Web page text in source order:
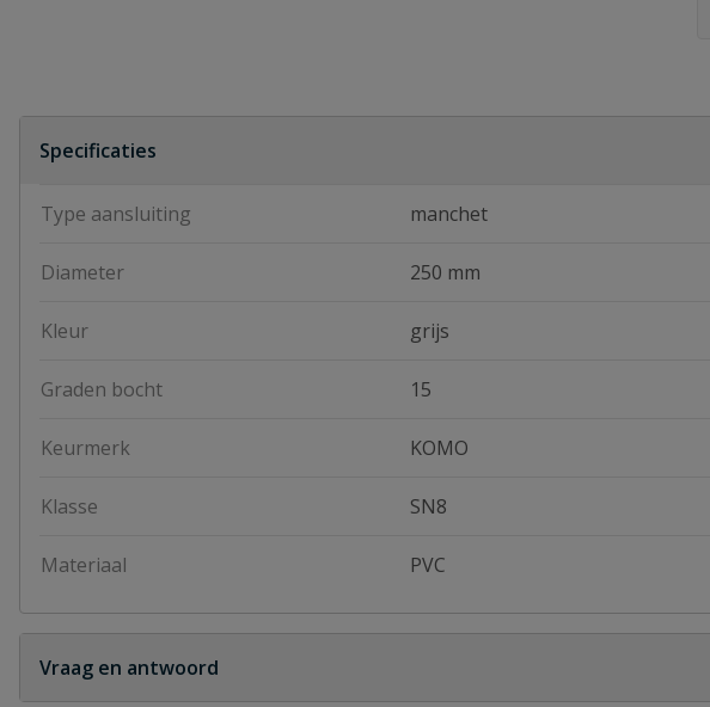
Specificaties
Type aansluiting manchet
Diameter 250 mm
Kleur grijs
Graden bocht 15
Keurmerk KOMO
Klasse SN8
Materiaal PVC
Vraag en antwoord